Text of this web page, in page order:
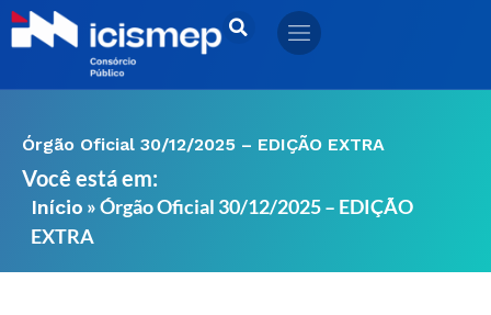
Ir
para
Órgão Oficial 30/12/2025 – EDIÇÃO EXTRA
Você está em:
Início »Órgão Oficial 30/12/2025 – EDIÇÃO
EXTRA